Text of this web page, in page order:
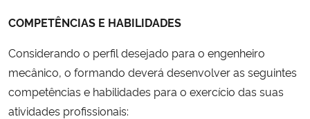
Ministério da Mulher, da Família e dos Direitos Humanos
Secretaria-Geral
Secretaria de Governo
COMPETÊNCIAS E HABILIDADES
Considerando o perfil desejado para o engenheiro
mecânico, o formando deverá desenvolver as seguintes
competências e habilidades para o exercício das suas
atividades profissionais: